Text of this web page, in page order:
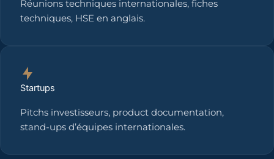
Réunions techniques internationales, fiches
techniques, HSE en anglais.
Startups
Pitchs investisseurs, product documentation,
stand-ups d’équipes internationales.